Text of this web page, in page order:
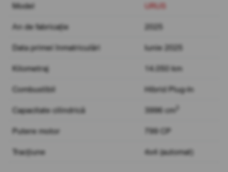
Model URUS
An de fabricație 2025
Data primei înmatriculări Iunie 2025
Kilometraj 14.050 km
Combustibil Hibrid Plug-In
Capacitate cilindrică 3996 cm
Putere motor 799 CP
Tracțiune 4x4 (automat)